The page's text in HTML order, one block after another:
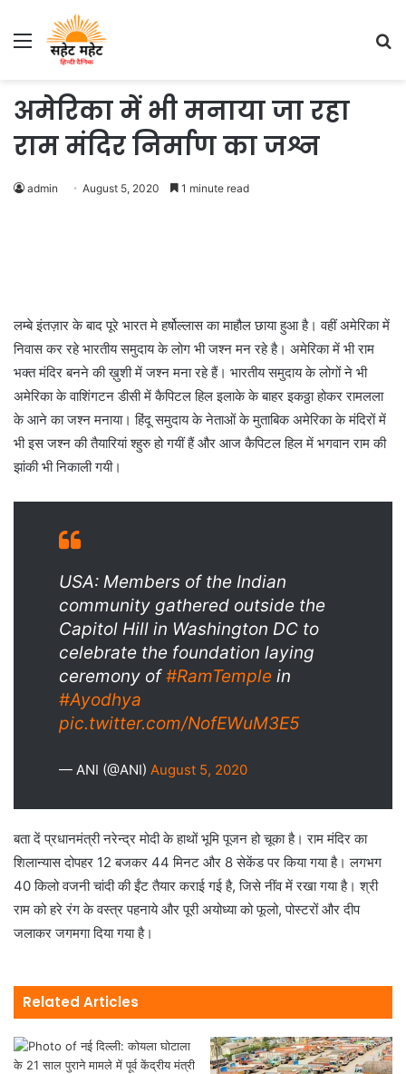
Menu
अमेरिका में भी मनाया जा रहा
राम मंदिर निर्माण का जश्न
admin August 5, 2020 1 minute read
लम्बे इंतज़ार के बाद पूरे भारत मे हर्षोल्लास का माहौल छाया हुआ है। वहीं अमेरिका में
निवास कर रहे भारतीय समुदाय के लोग भी जश्न मन रहे है। अमेरिका में भी राम
भक्त मंदिर बनने की ख़ुशी में जश्न मना रहे हैं। भारतीय समुदाय के लोगों ने भी
अमेरिका के वाशिंगटन डीसी में कैपिटल हिल इलाके के बाहर इकठ्ठा होकर रामलला
के आने का जश्न मनाया। हिंदू समुदाय के नेताओं के मुताबिक अमेरिका के मंदिरों में
भी इस जश्न की तैयारियां श्हुरु हो गयीं हैं और आज कैपिटल हिल में भगवान राम की
झांकी भी निकाली गयी।
USA: Members of the Indian
community gathered outside the
Capitol Hill in Washington DC to
celebrate the foundation laying
ceremony of#RamTemple in
#Ayodhya
pic.twitter.com/NofEWuM3E5
— ANI (@ANI) August 5, 2020
बता दें प्रधानमंत्री नरेन्द्र मोदी के हाथों भूमि पूजन हो चूका है। राम मंदिर का
शिलान्यास दोपहर 12 बजकर 44 मिनट और 8 सेकेंड पर किया गया है। लगभग
40 किलो वजनी चांदी की ईंट तैयार कराई गई है, जिसे नींव में रखा गया है। श्री
राम को हरे रंग के वस्त्र पहनाये और पूरी अयोध्या को फूलो, पोस्टरों और दीप
जलाकर जगमगा दिया गया है।
Related Articles